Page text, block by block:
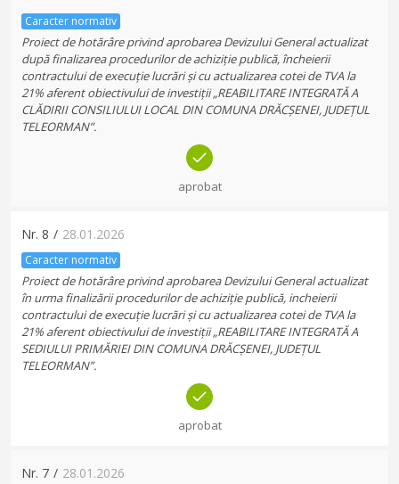
Caracter normativ
Proiect de hotărâre privind aprobarea Devizului General actualizat
după finalizarea procedurilor de achiziție publică, încheierii
contractului de execuție lucrări și cu actualizarea cotei de TVA la
21% aferent obiectivului de investiții „REABILITARE INTEGRATĂ A
CLĂDIRII CONSILIULUI LOCAL DIN COMUNA DRĂCȘENEI, JUDEȚUL
TELEORMAN”.
aprobat
Nr. 8 / 28.01.2026
Caracter normativ
Proiect de hotărâre privind aprobarea Devizului General actualizat
în urma finalizării procedurilor de achiziție publică, incheierii
contractului de execuție lucrări și cu actualizarea cotei de TVA la
21% aferent obiectivului de investiții „REABILITARE INTEGRATĂ A
SEDIULUI PRIMĂRIEI DIN COMUNA DRĂCȘENEI, JUDEȚUL
TELEORMAN”.
aprobat
Nr. 7 / 28.01.2026